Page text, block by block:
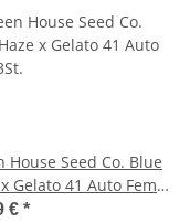
House Seed Co. Blue
Gelato 41 Auto Fem
€ *